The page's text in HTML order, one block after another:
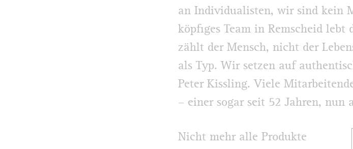
an Individualisten, wir sind kein
köpfiges Team in Remscheid lebt
zählt der Mensch, nicht der
als Typ. Wir setzen auf
Peter Kissling. Viele
– einer sogar seit 52 Jahren, nun
Nicht mehr alle Produkte